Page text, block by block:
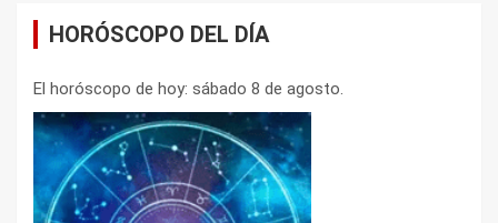
HORÓSCOPO DEL DÍA
El horóscopo de hoy: sábado 8 de agosto.